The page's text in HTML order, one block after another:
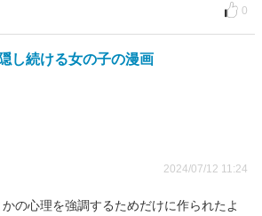
0
し続ける女の子の漫画
2024/07/12 11:24
の心理を強調するためだけに作られたよ